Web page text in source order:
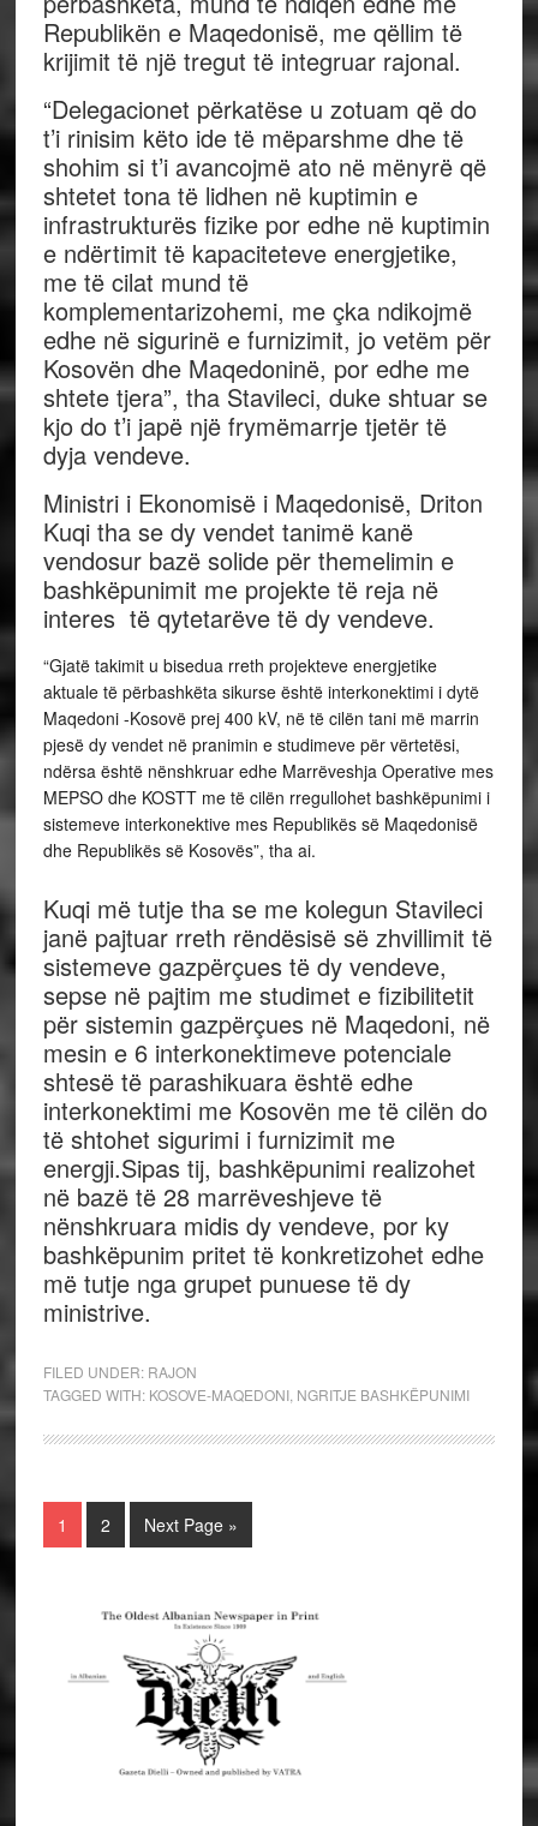
Republikën e Maqedonisë, me qëllim të
krijimit të një tregut të integruar rajonal.
“Delegacionet përkatëse u zotuam që do
t’i rinisim këto ide të mëparshme dhe të
shohim si t’i avancojmë ato në mënyrë që
shtetet tona të lidhen në kuptimin e
infrastrukturës fizike por edhe në kuptimin
e ndërtimit të kapaciteteve energjetike,
me të cilat mund të
komplementarizohemi, me çka ndikojmë
edhe në sigurinë e furnizimit, jo vetëm për
Kosovën dhe Maqedoninë, por edhe me
shtete tjera”, tha Stavileci, duke shtuar se
kjo do t’i japë një frymëmarrje tjetër të
dyja vendeve.
Ministri i Ekonomisë i Maqedonisë, Driton
Kuqi tha se dy vendet tanimë kanë
vendosur bazë solide për themelimin e
bashkëpunimit me projekte të reja në
interes të qytetarëve të dy vendeve.
“Gjatë takimit u bisedua rreth projekteve energjetike
aktuale të përbashkëta sikurse është interkonektimi i dytë
Maqedoni -Kosovë prej 400 kV, në të cilën tani më marrin
pjesë dy vendet në pranimin e studimeve për vërtetësi,
ndërsa është nënshkruar edhe Marrëveshja Operative mes
MEPSO dhe KOSTT me të cilën rregullohet bashkëpunimi i
sistemeve interkonektive mes Republikës së Maqedonisë
dhe Republikës së Kosovës”, tha ai.
Kuqi më tutje tha se me kolegun Stavileci
janë pajtuar rreth rëndësisë së zhvillimit të
sistemeve gazpërçues të dy vendeve,
sepse në pajtim me studimet e fizibilitetit
për sistemin gazpërçues në Maqedoni, në
mesin e 6 interkonektimeve potenciale
shtesë të parashikuara është edhe
interkonektimi me Kosovën me të cilën do
të shtohet sigurimi i furnizimit me
energji.Sipas tij, bashkëpunimi realizohet
në bazë të 28 marrëveshjeve të
nënshkruara midis dy vendeve, por ky
bashkëpunim pritet të konkretizohet edhe
më tutje nga grupet punuese të dy
ministrive.
FILED UNDER: RAJON
TAGGED WITH: KOSOVE-MAQEDONI, NGRITJE BASHKËPUNIMI
1 2 Next Page »